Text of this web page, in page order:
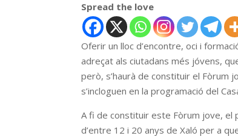
Spread the love
Oferir un lloc d’encontre, oci i
adreçat als ciutadans més jóvens,
però, s’haurà de constituir el Fòrum
s’incloguen en la programació del
A fi de constituir este Fòrum jove, el
d’entre 12 i 20 anys de Xaló per a